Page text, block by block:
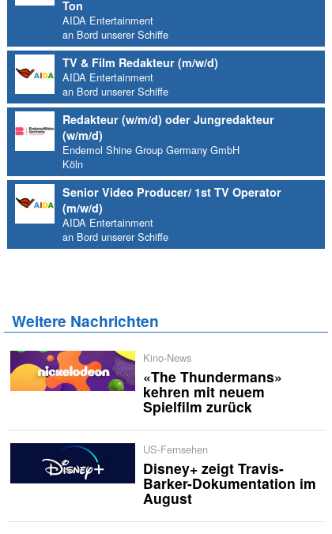
Ton
AIDA Entertainment
an Bord unserer Schiffe
TV & Film Redakteur (m/w/d)
AIDA Entertainment
an Bord unserer Schiffe
Redakteur (w/m/d) oder Jungredakteur
(w/m/d)
Endemol Shine Group Germany GmbH
Köln
Senior Video Producer/ 1st TV Operator
(m/w/d)
AIDA Entertainment
an Bord unserer Schiffe
Weitere Nachrichten
Kino-News
«The Thundermans»
kehren mit neuem
Spielfilm zurück
US-Fernsehen
Disney+ zeigt Travis-
Barker-Dokumentation im
August